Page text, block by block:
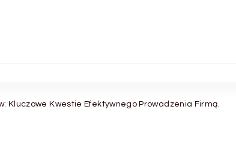
Kluczowe Kwestie Efektywnego Prowadzenia Firmą.